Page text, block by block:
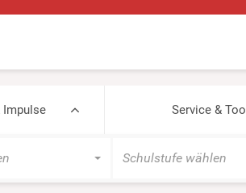
Impulse Service &
Schulstufe wählen